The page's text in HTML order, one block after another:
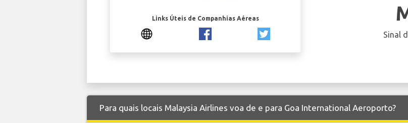
Links Úteis de Companhias Aéreas
Sinal
Para quais locais Malaysia Airlines voa de e para Goa International Aeroporto?